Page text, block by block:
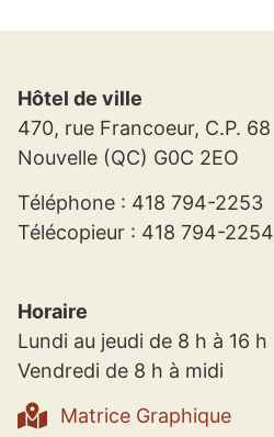
Hôtel de ville
470, rue Francoeur, C.P. 68
Nouvelle (QC) G0C 2EO
Téléphone : 418 794-2253
Télécopieur : 418 794-2254
Horaire
Lundi au jeudi de 8 h à 16 h
Vendredi de 8 h à midi
Matrice Graphique